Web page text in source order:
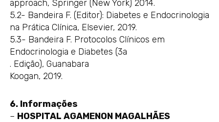
approach, Springer (New York) 2014.
5.2- Bandeira F. (Editor): Diabetes e Endocrinologia
na Prática Clínica, Elsevier, 2019.
5.3- Bandeira F. Protocolos Clínicos em
Endocrinologia e Diabetes (3a
. Edição), Guanabara
Koogan, 2019.
6. Informações
– HOSPITAL AGAMENON MAGALHÃES